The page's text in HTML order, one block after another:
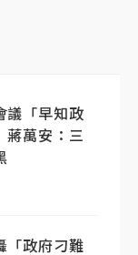
議「早知政
萬安：三
「政府刁難